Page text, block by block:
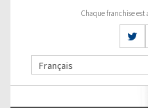
Chaque franchise
Français